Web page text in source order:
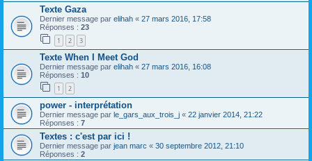
Texte Gaza
Dernier message par elihah « 27 mars 2016, 17:58
Réponses : 23
1 2 3
Texte When I Meet God
Dernier message par elihah « 27 mars 2016, 16:08
Réponses : 10
1 2
power - interprétation
Dernier message par le_gars_aux_trois_j « 22 janvier 2014, 21:22
Réponses : 7
Textes : c'est par ici !
Dernier message par jean marc « 30 septembre 2012, 21:10
Réponses : 2